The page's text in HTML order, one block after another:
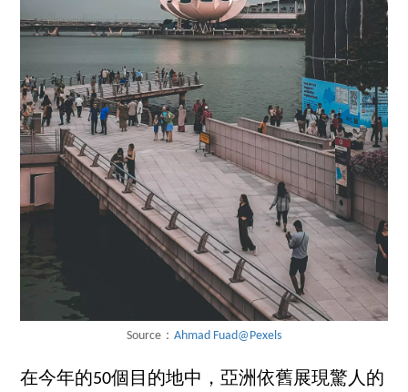
Source： Ahmad Fuad@Pexels
在今年的50個目的地中，亞洲依舊展現驚人的